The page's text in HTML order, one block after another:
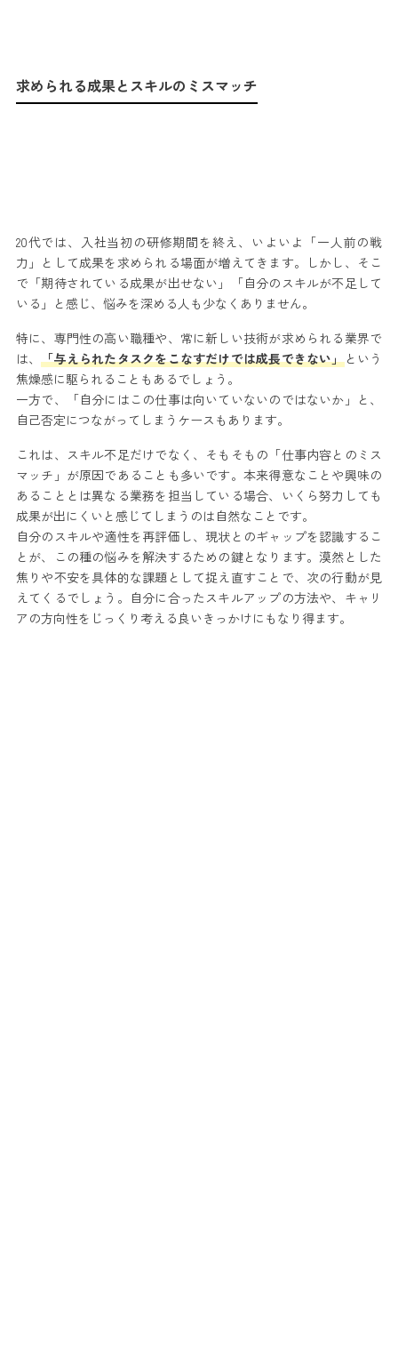
求められる成果とスキルのミスマッチ
20代では、入社当初の研修期間を終え、いよいよ「一人前の戦
力」として成果を求められる場面が増えてきます。しかし、そこ
で「期待されている成果が出せない」「自分のスキルが不足して
いる」と感じ、悩みを深める人も少なくありません。
特に、専門性の高い職種や、常に新しい技術が求められる業界で
は、「与えられたタスクをこなすだけでは成長できない」という
焦燥感に駆られることもあるでしょう。
一方で、「自分にはこの仕事は向いていないのではないか」と、
自己否定につながってしまうケースもあります。
これは、スキル不足だけでなく、そもそもの「仕事内容とのミス
マッチ」が原因であることも多いです。本来得意なことや興味の
あることとは異なる業務を担当している場合、いくら努力しても
成果が出にくいと感じてしまうのは自然なことです。
自分のスキルや適性を再評価し、現状とのギャップを認識するこ
とが、この種の悩みを解決するための鍵となります。漠然とした
焦りや不安を具体的な課題として捉え直すことで、次の行動が見
えてくるでしょう。自分に合ったスキルアップの方法や、キャリ
アの方向性をじっくり考える良いきっかけにもなり得ます。